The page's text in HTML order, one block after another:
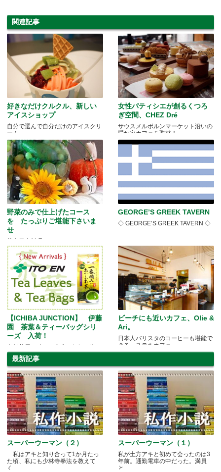
関連記事
好きなだけクルクル、新しい
アイスショップ
自分で選んで自分だけのアイスクリ
ーム
女性パティシエが創るくつろ
ぎ空間、CHEZ Dré
サウスメルボルンマーケット沿いの
隠れ家カフェを取材！
野菜のみで仕上げたコース
を たっぷりご堪能下さいま
せ
菜食日本料理イベント Wabi Sabi
にて開催
GEORGE’S GREEK TAVERN
◇ GEORGE’S GREEK TAVERN ◇
【ICHIBA JUNCTION】 伊藤
園 茶葉＆ティーバッグシリ
ーズ 入荷！
老舗茶屋の味をご家庭で気軽に楽し
めます♪
ビーチにも近いカフェ、Olie &
Ari。
日本人バリスタのコーヒーも堪能で
きる、ステキカフェ。
最新記事
スーパーウーマン（２）
私はアキと知り合って1か月たっ
た頃、私にも少林寺拳法を教えて
く.....
スーパーウーマン（１）
私が土方アキと初めて会ったのは3
年前。通勤電車の中だった。満員
と.....